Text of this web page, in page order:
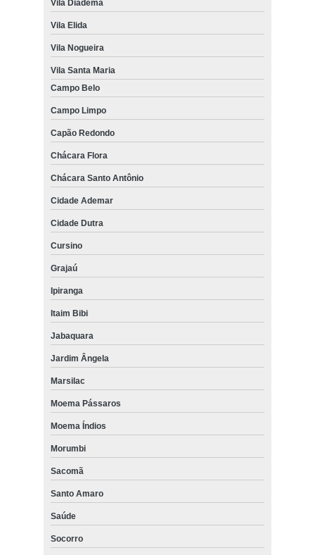
Vila Diadema
Vila Elida
Vila Nogueira
Vila Santa Maria
Campo Belo
Campo Limpo
Capão Redondo
Chácara Flora
Chácara Santo Antônio
Cidade Ademar
Cidade Dutra
Cursino
Grajaú
Ipiranga
Itaim Bibi
Jabaquara
Jardim Ângela
Marsilac
Moema Pássaros
Moema Índios
Morumbi
Sacomã
Santo Amaro
Saúde
Socorro